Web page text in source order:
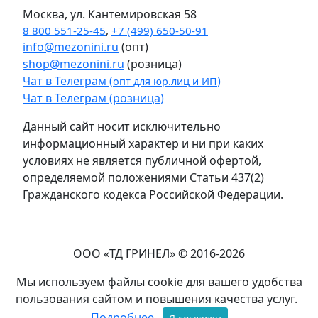
Москва, ул. Кантемировская 58
8 800 551-25-45, +7 (499) 650-50-91
info@mezonini.ru (опт)
shop@mezonini.ru (розница)
Чат в Телеграм (опт для юр.лиц и ИП)
Чат в Телеграм (розница)
Данный сайт носит исключительно
информационный характер и ни при каких
условиях не является публичной офертой,
определяемой положениями Статьи 437(2)
Гражданского кодекса Российской Федерации.
ООО «ТД ГРИНЕЛ» © 2016-2026
Мы используем файлы cookie для вашего удобства
пользования сайтом и повышения качества услуг.